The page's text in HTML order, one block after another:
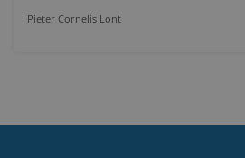
Pieter Cornelis Lont